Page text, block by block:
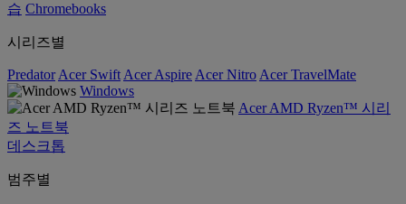
습 Chromebooks
시리즈별
Predator Acer Swift Acer Aspire Acer Nitro Acer TravelMate
Windows
Acer AMD Ryzen™ 시리
즈 노트북
데스크톱
범주별